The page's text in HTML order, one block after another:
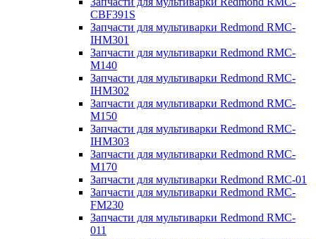
CBF391S
Запчасти для мультиварки Redmond RMC-
IHM301
Запчасти для мультиварки Redmond RMC-
M140
Запчасти для мультиварки Redmond RMC-
IHM302
Запчасти для мультиварки Redmond RMC-
M150
Запчасти для мультиварки Redmond RMC-
IHM303
Запчасти для мультиварки Redmond RMC-
M170
Запчасти для мультиварки Redmond RMC-01
Запчасти для мультиварки Redmond RMC-
FM230
Запчасти для мультиварки Redmond RMC-
011